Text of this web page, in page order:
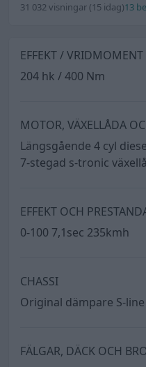
31 032 visningar (15 idag)13
EFFEKT / VRIDMOMENT
204 hk / 400 Nm
MOTOR, VÄXELLÅDA
Längsgående 4 cyl
7-stegad s-tronic
EFFEKT OCH
0-100 7,1sec 235kmh
CHASSI
Original dämpare S-line
FÄLGAR, DÄCK OCH